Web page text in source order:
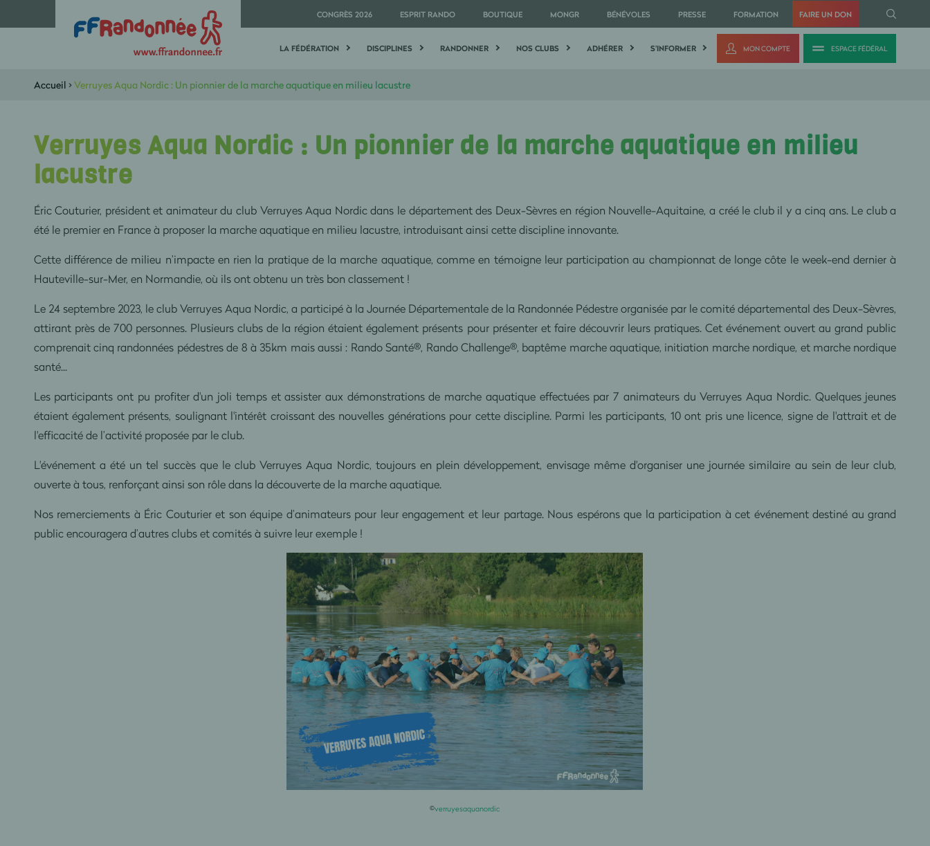
CONGRÈS 2026 ESPRIT RANDO BOUTIQUE MONGR BÉNÉVOLES PRESSE FORMATION FAIRE UN DON
LA FÉDÉRATION DISCIPLINES RANDONNER NOS CLUBS ADHÉRER S'INFORMER MON COMPTE ESPACE FÉDÉRAL
Accueil >Verruyes Aqua Nordic : Un pionnier de la marche aquatique en milieu lacustre
Verruyes Aqua Nordic : Un pionnier de la marche aquatique en milieu
lacustre
Éric Couturier, président et animateur du club Verruyes Aqua Nordic dans le département des Deux-Sèvres en région Nouvelle-Aquitaine, a créé le club il y a cinq ans. Le club a
été le premier en France à proposer la marche aquatique en milieu lacustre, introduisant ainsi cette discipline innovante.
Cette différence de milieu n’impacte en rien la pratique de la marche aquatique, comme en témoigne leur participation au championnat de longe côte le week-end dernier à
Hauteville-sur-Mer, en Normandie, où ils ont obtenu un très bon classement !
Le 24 septembre 2023, le club Verruyes Aqua Nordic, a participé à la Journée Départementale de la Randonnée Pédestre organisée par le comité départemental des Deux-Sèvres,
attirant près de 700 personnes. Plusieurs clubs de la région étaient également présents pour présenter et faire découvrir leurs pratiques. Cet événement ouvert au grand public
comprenait cinq randonnées pédestres de 8 à 35km mais aussi : Rando Santé®, Rando Challenge®, baptême marche aquatique, initiation marche nordique, et marche nordique
santé...
Les participants ont pu profiter d'un joli temps et assister aux démonstrations de marche aquatique effectuées par 7 animateurs du Verruyes Aqua Nordic. Quelques jeunes
étaient également présents, soulignant l'intérêt croissant des nouvelles générations pour cette discipline. Parmi les participants, 10 ont pris une licence, signe de l'attrait et de
l'efficacité de l’activité proposée par le club.
L'événement a été un tel succès que le club Verruyes Aqua Nordic, toujours en plein développement, envisage même d'organiser une journée similaire au sein de leur club,
ouverte à tous, renforçant ainsi son rôle dans la découverte de la marche aquatique.
Nos remerciements à Éric Couturier et son équipe d’animateurs pour leur engagement et leur partage. Nous espérons que la participation à cet événement destiné au grand
public encouragera d’autres clubs et comités à suivre leur exemple !
©verruyesaquanordic